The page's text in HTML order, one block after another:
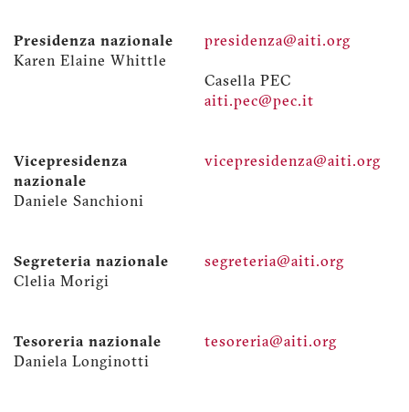
Presidenza nazionale
Karen Elaine Whittle
presidenza@aiti.org
Casella PEC
aiti.pec@pec.it
Vicepresidenza
nazionale
Daniele Sanchioni
vicepresidenza@aiti.org
Segreteria nazionale
Clelia Morigi
segreteria@aiti.org
Tesoreria nazionale
Daniela Longinotti
tesoreria@aiti.org